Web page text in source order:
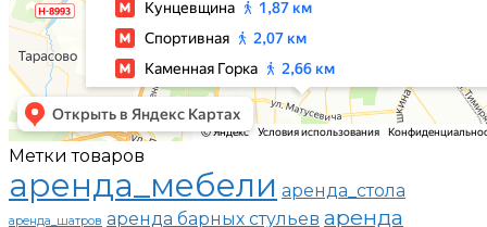
Метки товаров
аренда_мебели аренда_стола
аренда_шатров аренда барных стульев аренда